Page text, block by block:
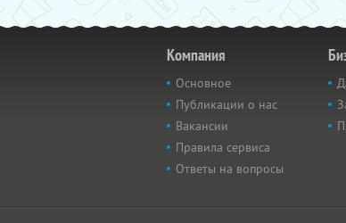
Компания
Основное
Публикации о нас
Вакансии
Правила сервиса
Ответы на вопросы